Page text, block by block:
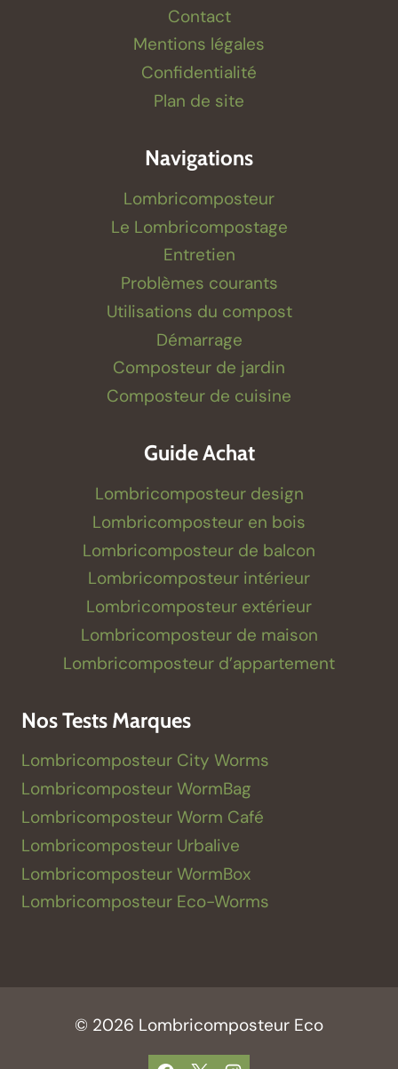
Contact
Mentions légales
Confidentialité
Plan de site
Navigations
Lombricomposteur
Le Lombricompostage
Entretien
Problèmes courants
Utilisations du compost
Démarrage
Composteur de jardin
Composteur de cuisine
Guide Achat
Lombricomposteur design
Lombricomposteur en bois
Lombricomposteur de balcon
Lombricomposteur intérieur
Lombricomposteur extérieur
Lombricomposteur de maison
Lombricomposteur d’appartement
Nos Tests Marques
Lombricomposteur City Worms
Lombricomposteur WormBag
Lombricomposteur Worm Café
Lombricomposteur Urbalive
Lombricomposteur WormBox
Lombricomposteur Eco-Worms
© 2026 Lombricomposteur Eco